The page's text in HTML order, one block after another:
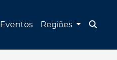
Eventos Regiões